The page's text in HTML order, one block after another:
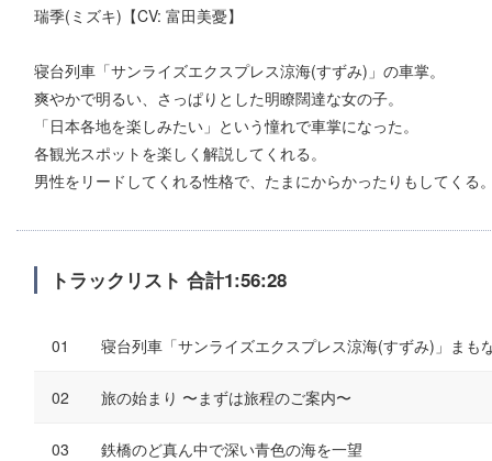
瑞季(ミズキ)【CV: 富田美憂】
寝台列車「サンライズエクスプレス涼海(すずみ)」の車掌。
爽やかで明るい、さっぱりとした明瞭闊達な女の子。
「日本各地を楽しみたい」という憧れで車掌になった。
各観光スポットを楽しく解説してくれる。
男性をリードしてくれる性格で、たまにからかったりもしてくる
トラックリスト 合計1:56:28
寝台列車「サンライズエクスプレス涼海(すずみ)」まも
旅の始まり 〜まずは旅程のご案内〜
鉄橋のど真ん中で深い青色の海を一望